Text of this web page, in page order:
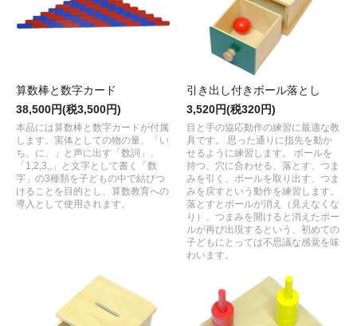
算数棒と数字カード
38,500円(税3,500円)
本品には算数棒と数字カードが付属
します。実体としての物の量、「い
ち、に、」と声に出す「数詞」、
「1,2,3,,」と文字として書く「数
字」の3種類を子どもの中で結びつ
けることを目的とし、算数教育への
導入として使用されます。
引き出し付きボール落とし
3,520円(税320円)
目と手の協応動作の練習に最適な教
具です。 思った通りに指先を動か
せるように練習します。 ボールを
持つ、穴に合わせる、落とす、つま
みを引く、ボールを取り出す、つま
みを戻すという動作を練習します。
落とすとボールが消え（見えなくな
り）、つまみを開けると消えたボー
ルが再び出現するという、初めての
子どもにとっては不思議な感覚を味
わいます。